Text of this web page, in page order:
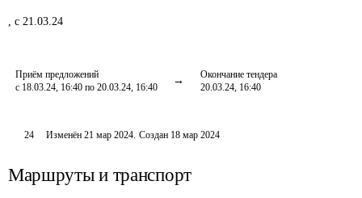
, с 21.03.24
Приём предложений
с 18.03.24, 16:40 по 20.03.24, 16:40
Окончание тендера
20.03.24, 16:40
24 Изменён21 мар 2024. Создан 18 мар 2024
Маршруты и транспорт